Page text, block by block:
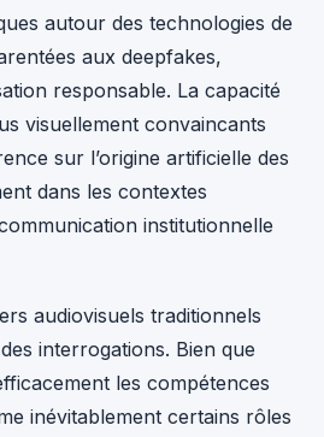
autour des technologies de
aux deepfakes,
responsable. La capacité
visuellement convaincants
sur l’origine artificielle des
dans les contextes
institutionnelle
audiovisuels traditionnels
interrogations. Bien que
les compétences
inévitablement certains rôles